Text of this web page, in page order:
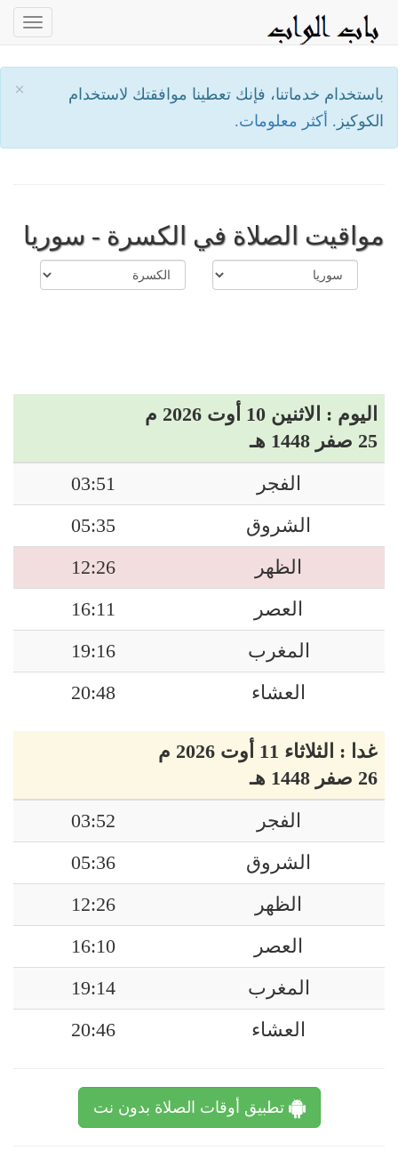
×
باستخدام خدماتنا، فإنك تعطينا موافقتك لاستخدام
الكوكيز. أكثر معلومات.
مواقيت الصلاة في الكسرة - سوريا
اليوم : الاثنين 10 أوت 2026 م
25 صفر 1448 هـ
الفجر
03:51
الشروق
05:35
الظهر
12:26
العصر
16:11
المغرب
19:16
العشاء
20:48
غدا : الثلاثاء 11 أوت 2026 م
26 صفر 1448 هـ
الفجر
03:52
الشروق
05:36
الظهر
12:26
العصر
16:10
المغرب
19:14
العشاء
20:46
تطبيق أوقات الصلاة بدون نت